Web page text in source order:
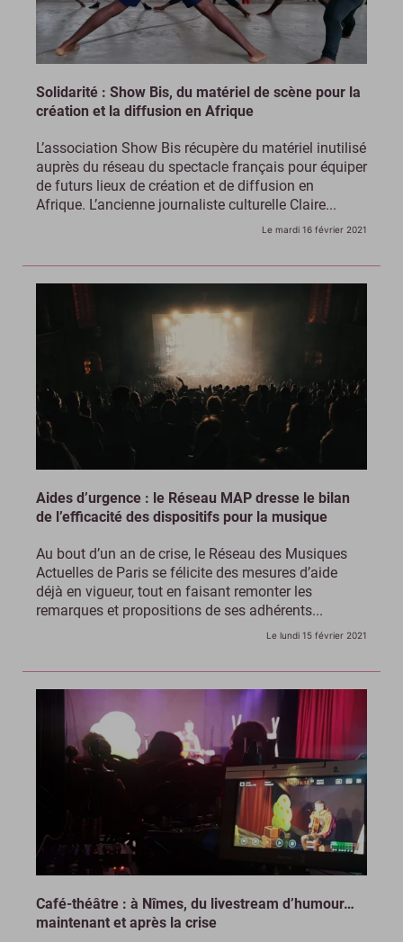
Solidarité : Show Bis, du matériel de scène pour la
création et la diffusion en Afrique
L’association Show Bis récupère du matériel inutilisé
auprès du réseau du spectacle français pour équiper
de futurs lieux de création et de diffusion en
Afrique. L’ancienne journaliste culturelle Claire...
Le mardi 16 février 2021
Aides d’urgence : le Réseau MAP dresse le bilan
de l’efficacité des dispositifs pour la musique
Au bout d’un an de crise, le Réseau des Musiques
Actuelles de Paris se félicite des mesures d’aide
déjà en vigueur, tout en faisant remonter les
remarques et propositions de ses adhérents...
Le lundi 15 février 2021
Café-théâtre : à Nîmes, du livestream d’humour…
maintenant et après la crise